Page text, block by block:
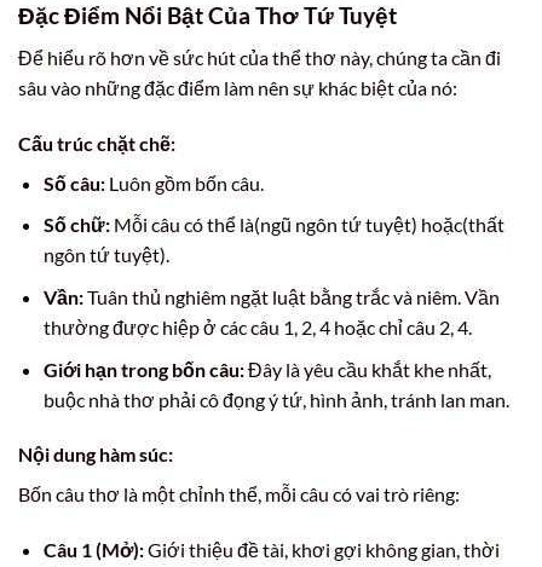
Đặc Điểm Nổi Bật Của Thơ Tứ Tuyệt
Để hiểu rõ hơn về sức hút của thể thơ này, chúng ta cần đi
sâu vào những đặc điểm làm nên sự khác biệt của nó:
Cấu trúc chặt chẽ:
Số câu:Luôn gồm bốn câu.
Số chữ:Mỗi câu có thể là(ngũ ngôn tứ tuyệt) hoặc(thất
ngôn tứ tuyệt).
Vần:Tuân thủ nghiêm ngặt luật bằng trắc và niêm. Vần
thường được hiệp ở các câu 1, 2, 4 hoặc chỉ câu 2, 4.
Giới hạn trong bốn câu:Đây là yêu cầu khắt khe nhất,
buộc nhà thơ phải cô đọng ý tứ, hình ảnh, tránh lan man.
Nội dung hàm súc:
Bốn câu thơ là một chỉnh thể, mỗi câu có vai trò riêng:
Câu 1 (Mở):Giới thiệu đề tài, khơi gợi không gian, thời